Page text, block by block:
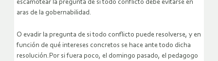
escamotear la pregunta de si todo conflicto debe evitarse en
aras de la gobernabilidad.
O evadir la pregunta de si todo conflicto puede resolverse, y en
función de qué intereses concretos se hace ante todo dicha
resolución.Por si fuera poco, el domingo pasado, el pedagogo